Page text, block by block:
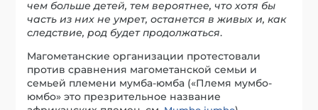
чем больше детей, тем вероятнее, что хотя бы
часть из них не умрет, останется в живых и, как
следствие, род будет продолжаться.
Магометанские организации протестовали
против сравнения магометанской семьи и
семьей племени мумба-юмба («Племя мумбо-
юмбо» это презрительное название